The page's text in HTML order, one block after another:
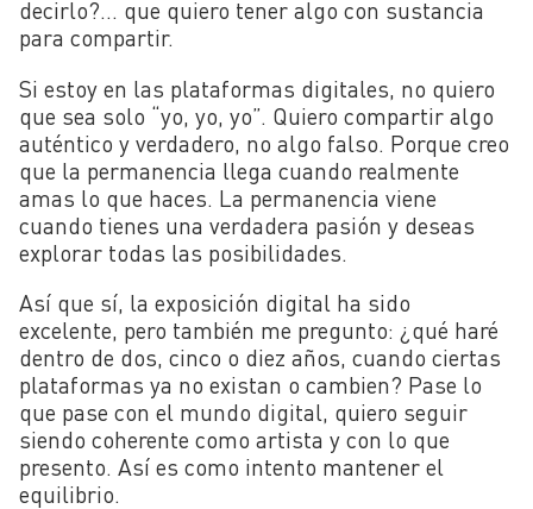
decirlo?… que quiero tener algo con sustancia
para compartir.
Si estoy en las plataformas digitales, no quiero
que sea solo “yo, yo, yo”. Quiero compartir algo
auténtico y verdadero, no algo falso. Porque creo
que la permanencia llega cuando realmente
amas lo que haces. La permanencia viene
cuando tienes una verdadera pasión y deseas
explorar todas las posibilidades.
Así que sí, la exposición digital ha sido
excelente, pero también me pregunto: ¿qué haré
dentro de dos, cinco o diez años, cuando ciertas
plataformas ya no existan o cambien? Pase lo
que pase con el mundo digital, quiero seguir
siendo coherente como artista y con lo que
presento. Así es como intento mantener el
equilibrio.